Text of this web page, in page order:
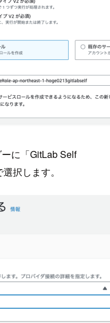
に「GitLab Self
択します。